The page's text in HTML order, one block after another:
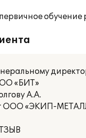
обучение
«БИТ»
А.А.
ООО «ЭКИП-